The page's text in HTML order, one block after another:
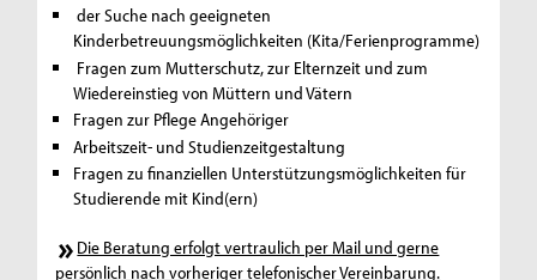
der Suche nach geeigneten
Kinderbetreuungsmöglichkeiten (Kita/Ferienprogramme)
Fragen zum Mutterschutz, zur Elternzeit und zum
Wiedereinstieg von Müttern und Vätern
Fragen zur Pflege Angehöriger
Arbeitszeit- und Studienzeitgestaltung
Fragen zu finanziellen Unterstützungsmöglichkeiten für
Studierende mit Kind(ern)
Die Beratung erfolgt vertraulich per Mail und gerne
persönlich nach vorheriger telefonischer Vereinbarung.